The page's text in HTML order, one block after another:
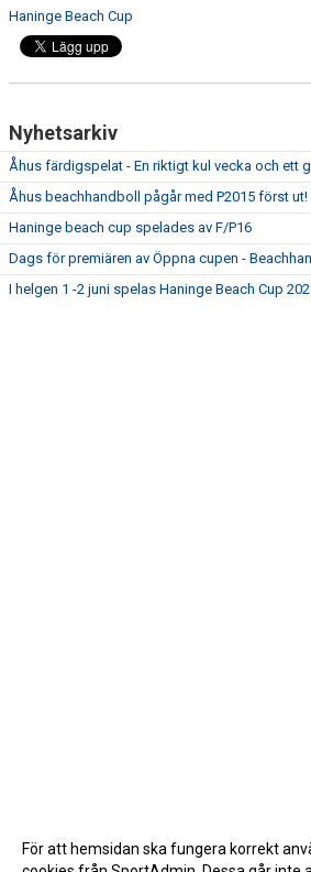
BAKGRUND
Haninge Beach Cup
Nyhetsarkiv
Åhus färdigspelat - En riktigt kul vecka och ett
Åhus beachhandboll pågår med P2015 först ut!
Haninge beach cup spelades av F/P16
Dags för premiären av Öppna cupen -
I helgen 1 -2 juni spelas Haninge Beach Cup
För att hemsidan ska fungera korrekt